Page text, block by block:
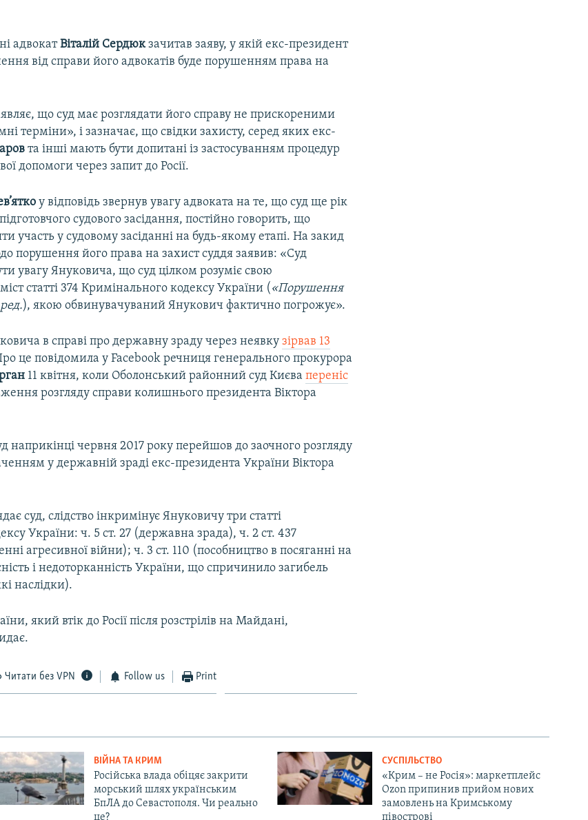
адвокатВіталій Сердюкзачитав заяву, у якій екс-президент
від справи його адвокатів буде порушенням права на
що суд має розглядати його справу не прискореними
терміни», і зазначає, що свідки захисту, серед яких екс-
та інші мають бути допитані із застосуванням процедур
допомоги через запит до Росії.
у відповідь звернув увагу адвоката на те, що суд ще рік
судового засідання, постійно говорить, що
участь у судовому засіданні на будь-якому етапі. На закид
порушення його права на захист суддя заявив: «Суд
увагу Януковича, що суд цілком розуміє свою
статті 374 Кримінального кодексу України ( «Порушення
), якою обвинувачуваний Янукович фактично погрожує».
в справі про державну зраду через неявкузірвав 13
це повідомила у Facebook речниця генерального прокурора
11 квітня, коли Оболонський районний суд Києвапереніс
розгляду справи колишнього президента Віктора
наприкінці червня 2017 року перейшов до заочного розгляду
у державній зраді екс-президента України Віктора
суд, слідство інкримінує Януковичу три статті
України: ч. 5 ст. 27 (державна зрада), ч. 2 ст. 437
агресивної війни); ч. 3 ст. 110 (пособництво в посяганні на
і недоторканність України, що спричинило загибель
наслідки).
який втік до Росії після розстрілів на Майдані,
Читати без VPN Follow us Print
ВІЙНА ТА КРИМ
Російська влада обіцяє закрити
морський шлях українським
БпЛА до Севастополя. Чи реально
це?
СУСПІЛЬСТВО
«Крим – не Росія»: маркетплейс
Ozon припинив прийом нових
замовлень на Кримському
півострові